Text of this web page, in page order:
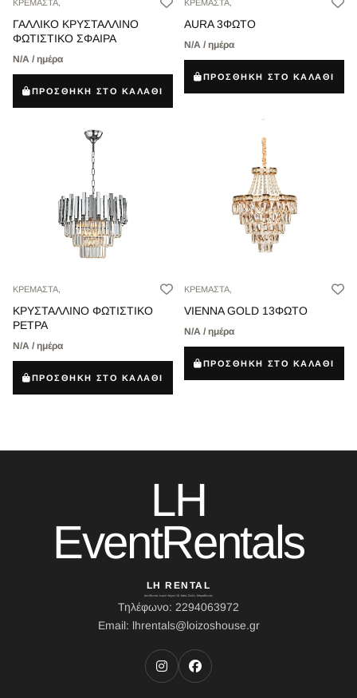
ΚΡΕΜΑΣΤΑ,
ΓΑΛΛΙΚΟ ΚΡΥΣΤΑΛΛΙΝΟ
ΦΩΤΙΣΤΙΚΟ ΣΦΑΙΡΑ
Ν/Α / ημέρα
ΠΡΟΣΘΗΚΗ ΣΤΟ ΚΑΛΑΘΙ
ΚΡΕΜΑΣΤΑ,
AURA 3ΦΩΤΟ
Ν/Α / ημέρα
ΠΡΟΣΘΗΚΗ ΣΤΟ ΚΑΛΑΘΙ
ΚΡΕΜΑΣΤΑ,
ΚΡΥΣΤΑΛΛΙΝΟ ΦΩΤΙΣΤΙΚΟ
ΡΕΤΡΑ
Ν/Α / ημέρα
ΠΡΟΣΘΗΚΗ ΣΤΟ ΚΑΛΑΘΙ
ΚΡΕΜΑΣΤΑ,
VIENNA GOLD 13ΦΩΤΟ
Ν/Α / ημέρα
ΠΡΟΣΘΗΚΗ ΣΤΟ ΚΑΛΑΘΙ
LH
EventRentals
LH RENTAL
Διεύθυνση: Ιερού Λόχου 10, Κάτω Σούλι, Μαραθώνας
Τηλέφωνο: 2294063972
Email: lhrentals@loizoshouse.gr